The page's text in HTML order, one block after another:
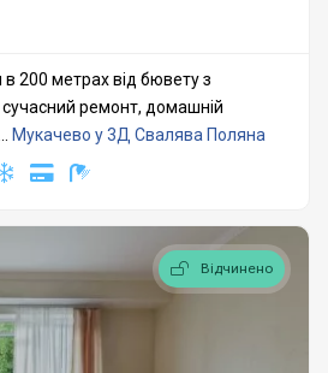
200 метрах від бювету з
ремонт, домашній
Мукачево у 3Д Свалява Поляна
Відчинено